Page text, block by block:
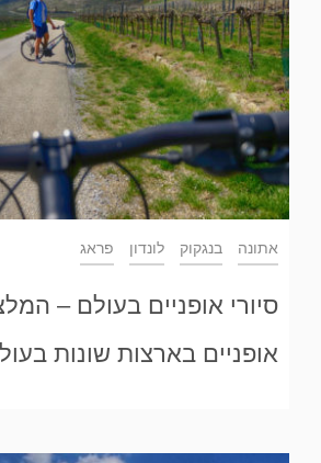
אתונה בנגקוק לונדון פראג
סיורי אופניים בעולם –
אופניים בארצות שונות